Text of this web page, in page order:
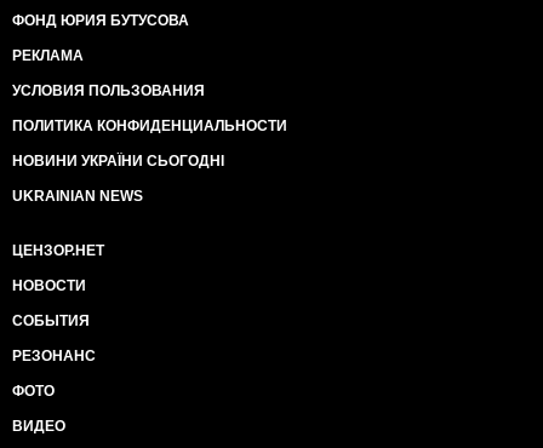
ФОНД ЮРИЯ БУТУСОВА
РЕКЛАМА
УСЛОВИЯ ПОЛЬЗОВАНИЯ
ПОЛИТИКА КОНФИДЕНЦИАЛЬНОСТИ
НОВИНИ УКРАЇНИ СЬОГОДНІ
UKRAINIAN NEWS
ЦЕНЗОР.НЕТ
НОВОСТИ
СОБЫТИЯ
РЕЗОНАНС
ФОТО
ВИДЕО